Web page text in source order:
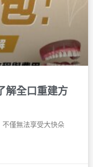
解全口重建方
僅無法享受大快朵